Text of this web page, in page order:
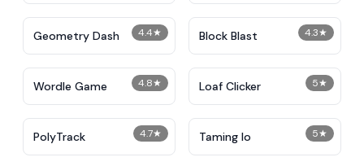
4.4★
Geometry Dash 4.3★
Block Blast
4.8★
Wordle Game 5★
Loaf Clicker
4.7★
PolyTrack 5★
Taming Io